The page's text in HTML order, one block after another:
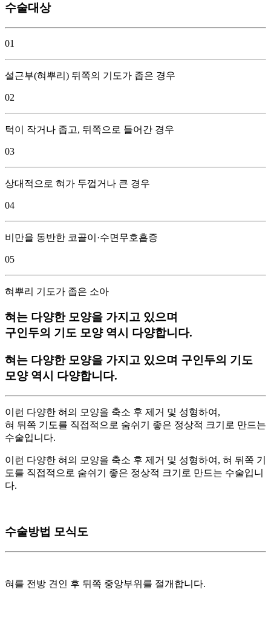
수술대상
01
설근부(혀뿌리) 뒤쪽의 기도가 좁은 경우
02
턱이 작거나 좁고, 뒤쪽으로 들어간 경우
03
상대적으로 혀가 두껍거나 큰 경우
04
비만을 동반한 코골이·수면무호흡증
05
혀뿌리 기도가 좁은 소아
혀는 다양한 모양을 가지고 있으며
구인두의 기도 모양 역시 다양합니다.
혀는 다양한 모양을 가지고 있으며 구인두의 기도
모양 역시 다양합니다.
이런 다양한 혀의 모양을 축소 후 제거 및 성형하여,
혀 뒤쪽 기도를 직접적으로 숨쉬기 좋은 정상적 크기로 만드는
수술입니다.
이런 다양한 혀의 모양을 축소 후 제거 및 성형하여, 혀 뒤쪽 기
도를 직접적으로 숨쉬기 좋은 정상적 크기로 만드는 수술입니
다.
수술방법 모식도
혀를 전방 견인 후 뒤쪽 중앙부위를 절개합니다.